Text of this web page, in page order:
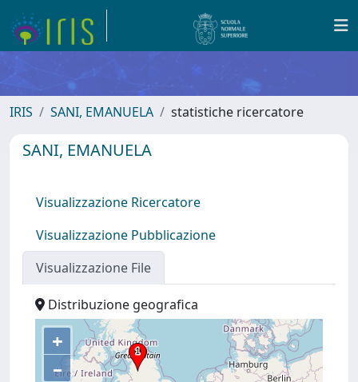
IRIS SANI, EMANUELA statistiche ricercatore
SANI, EMANUELA
Visualizzazione Ricercatore
Visualizzazione Pubblicazione
Visualizzazione File
Distribuzione geografica
+
–